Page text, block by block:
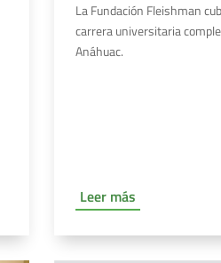
La Fundación Fleishman
carrera universitaria
Anáhuac.
Leer más